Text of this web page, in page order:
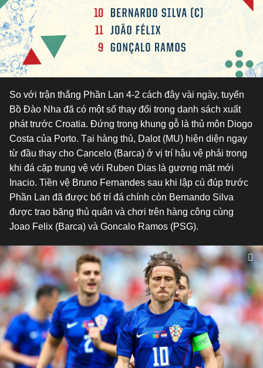
So với trận thắng Phần Lan 4-2 cách đây vài ngày, tuyển
Bồ Đào Nha đã có một số thay đổi trong danh sách xuất
phát trước Croatia. Đứng trong khung gỗ là thủ môn Diogo
Costa của Porto. Tại hàng thủ, Dalot (MU) hiện diện ngay
từ đầu thay cho Cancelo (Barca) ở vị trí hậu vệ phải trong
khi đá cặp trung vệ với Ruben Dias là gương mặt mới
Inacio. Tiền vệ Bruno Fernandes sau khi lập cú đúp trước
Phần Lan đã được bố trí đá chính còn Bernando Silva
được trao băng thủ quân và chơi trên hàng công cùng
Joao Felix (Barca) và Goncalo Ramos (PSG).